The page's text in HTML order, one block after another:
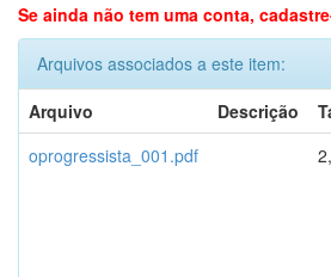
Se ainda não tem uma conta,
Arquivos associados a este item:
Arquivo
Descrição
oprogressista_001.pdf